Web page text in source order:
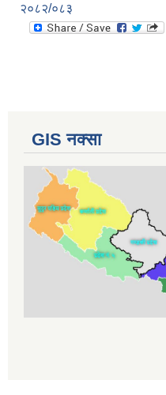
२०८२/०८३
GIS नक्सा